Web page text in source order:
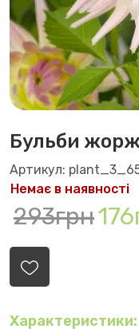
Бульби
Артикул:
Немає в наявності
293грн
Характеристики: